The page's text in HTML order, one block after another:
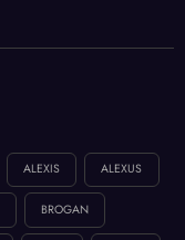
ALEXIS ALEXUS
BROGAN